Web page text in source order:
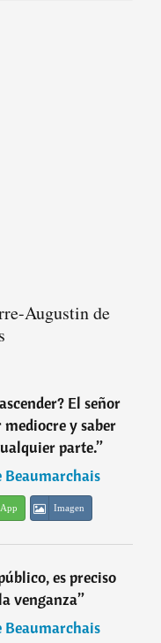
Augustin de
El señor
y saber
parte.”
Imagen
es preciso
venganza”